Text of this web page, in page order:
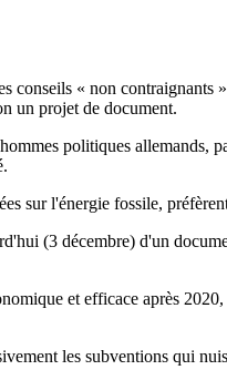
conseils « non
un projet de document.
politiques
sur l'énergie fossile,
(3 décembre) d'un
et efficace après
les subventions qui